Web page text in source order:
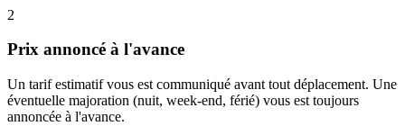
2
Prix annoncé à l'avance
Un tarif estimatif vous est communiqué avant tout déplacement. Une
éventuelle majoration (nuit, week-end, férié) vous est toujours
annoncée à l'avance.